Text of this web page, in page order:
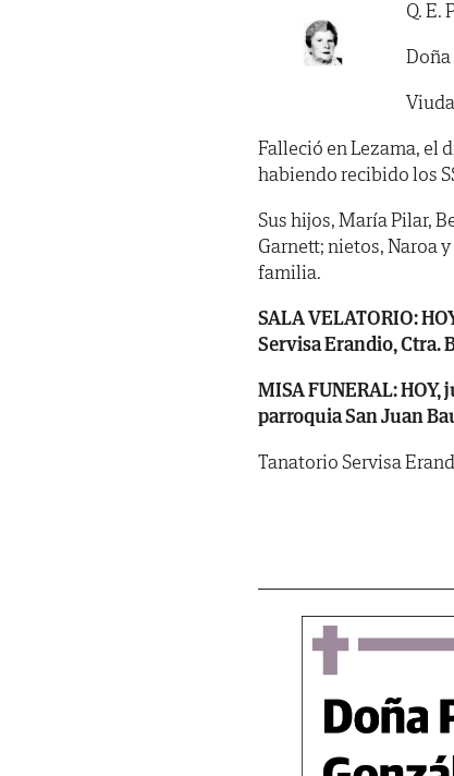
Q. E.
Falleció en Lezama, el
habiendo recibido los
Sus hijos, María Pilar,
Garnett; nietos, Naroa
familia.
SALA VELATORIO:
Servisa Erandio, Ctra.
MISA FUNERAL: HOY,
parroquia San Juan
Tanatorio Servisa